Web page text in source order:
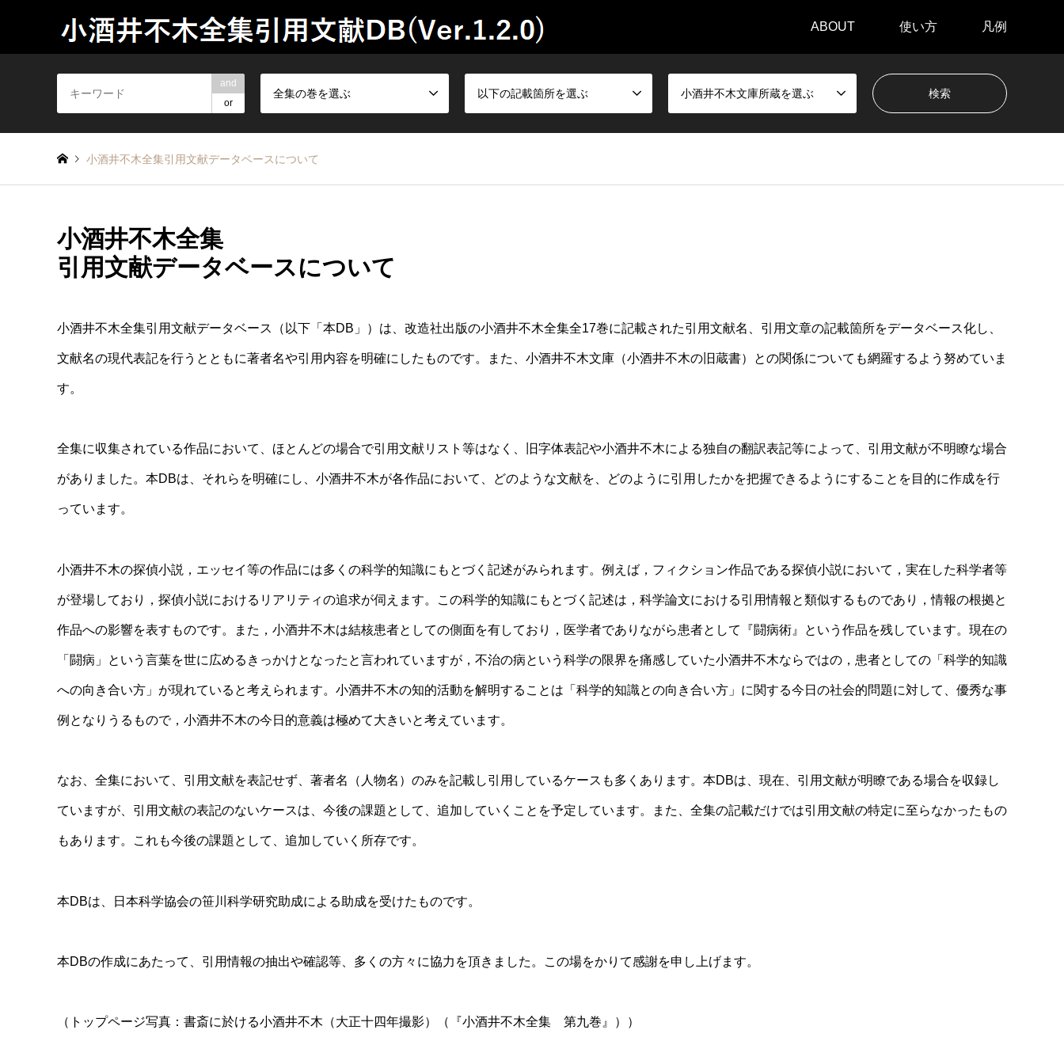
ABOUT 使い方 凡例
and
or
全集の巻を選ぶ 以下の記載箇所を選ぶ 小酒井不木文庫所蔵を選ぶ
小酒井不木全集引用文献データベースについて
小酒井不木全集
引用文献データベースについて
小酒井不木全集引用文献データベース（以下「本DB」）は、改造社出版の小酒井不木全集全17巻に記載された引用文献名、引用文章の記載箇所をデータベース化し、
文献名の現代表記を行うとともに著者名や引用内容を明確にしたものです。また、小酒井不木文庫（小酒井不木の旧蔵書）との関係についても網羅するよう努めていま
す。
全集に収集されている作品において、ほとんどの場合で引用文献リスト等はなく、旧字体表記や小酒井不木による独自の翻訳表記等によって、引用文献が不明瞭な場合
がありました。本DBは、それらを明確にし、小酒井不木が各作品において、どのような文献を、どのように引用したかを把握できるようにすることを目的に作成を行
っています。
小酒井不木の探偵小説，エッセイ等の作品には多くの科学的知識にもとづく記述がみられます。例えば，フィクション作品である探偵小説において，実在した科学者等
が登場しており，探偵小説におけるリアリティの追求が伺えます。この科学的知識にもとづく記述は，科学論文における引用情報と類似するものであり，情報の根拠と
作品への影響を表すものです。また，小酒井不木は結核患者としての側面を有しており，医学者でありながら患者として『闘病術』という作品を残しています。現在の
「闘病」という言葉を世に広めるきっかけとなったと言われていますが，不治の病という科学の限界を痛感していた小酒井不木ならではの，患者としての「科学的知識
への向き合い方」が現れていると考えられます。小酒井不木の知的活動を解明することは「科学的知識との向き合い方」に関する今日の社会的問題に対して、優秀な事
例となりうるもので，小酒井不木の今日的意義は極めて大きいと考えています。
なお、全集において、引用文献を表記せず、著者名（人物名）のみを記載し引用しているケースも多くあります。本DBは、現在、引用文献が明瞭である場合を収録し
ていますが、引用文献の表記のないケースは、今後の課題として、追加していくことを予定しています。また、全集の記載だけでは引用文献の特定に至らなかったもの
もあります。これも今後の課題として、追加していく所存です。
本DBは、日本科学協会の笹川科学研究助成による助成を受けたものです。
本DBの作成にあたって、引用情報の抽出や確認等、多くの方々に協力を頂きました。この場をかりて感謝を申し上げます。
（トップページ写真：書斎に於ける小酒井不木（大正十四年撮影）（『小酒井不木全集 第九巻』））